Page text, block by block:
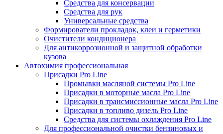
Средства для консервации
Средства для рук
Универсальные средства
Формирователи прокладок, клеи и герметики
Очистители кондиционера
Для антикоррозионной и защитной обработки
кузова
Автохимия профессиональная
Присадки Pro Line
Промывки масляной системы Pro Line
Присадки в моторные масла Pro Line
Присадки в трансмиссионные масла Pro Line
Присадки в топливо дизель Pro Line
Средства для системы охлаждения Pro Line
Для профессиональной очистки бензиновых и